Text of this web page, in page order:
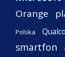
Orange
Polska
smartfon